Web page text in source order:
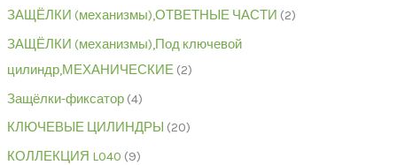
ЗАЩЁЛКИ (механизмы),ОТВЕТНЫЕ ЧАСТИ 2
ЗАЩЁЛКИ (механизмы),Под ключевой
цилиндр,МЕХАНИЧЕСКИЕ 2
Защёлки-фиксатор 4
КЛЮЧЕВЫЕ ЦИЛИНДРЫ
20
КОЛЛЕКЦИЯ L040 9